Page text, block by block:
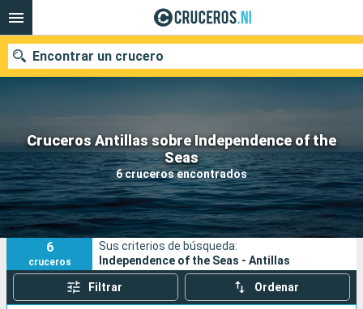
Cruceros Antillas sobre Independence of the
Seas
6 cruceros encontrados
Encontrar un crucero
Nuestros destinos
Fecha de salida
Puertos Compañías
Buscar
6
cruceros
Sus criterios de búsqueda:
Independence of the Seas - Antillas
Filtrar Ordenar